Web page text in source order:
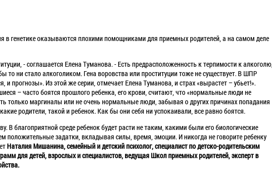
в генетике оказываются плохими помощниками для приемных родителей, а на самом деле
- соглашается Елена Туманова. - Есть предрасположенность к терпимости к алкоголю,
то ни стало алкоголиком. Гена воровства или проституции тоже не существует. В ШПР
и прогнозы». Из этой же серии, отмечает Елена Туманова, и страх «вырастет – убьет!».
– часто боятся прошлого ребенка, его крови, считают, что «нормальные люди не
только маргиналы или не очень нормальные люди, забывая о других причинах попадания
родители, такой и ребенок. Как бы они себя ни успокаивали, все равно боятся.
В благоприятной среде ребенок будет расти не таким, какими были его биологические
положительные задатки, вкладывая силы, время, эмоции. И никогда не говорите ребенку
Наталия Мишанина, семейный и детский психолог, специалист по детско-родительским
для детей, взрослых и специалистов, ведущая Школ приемных родителей, эксперт в